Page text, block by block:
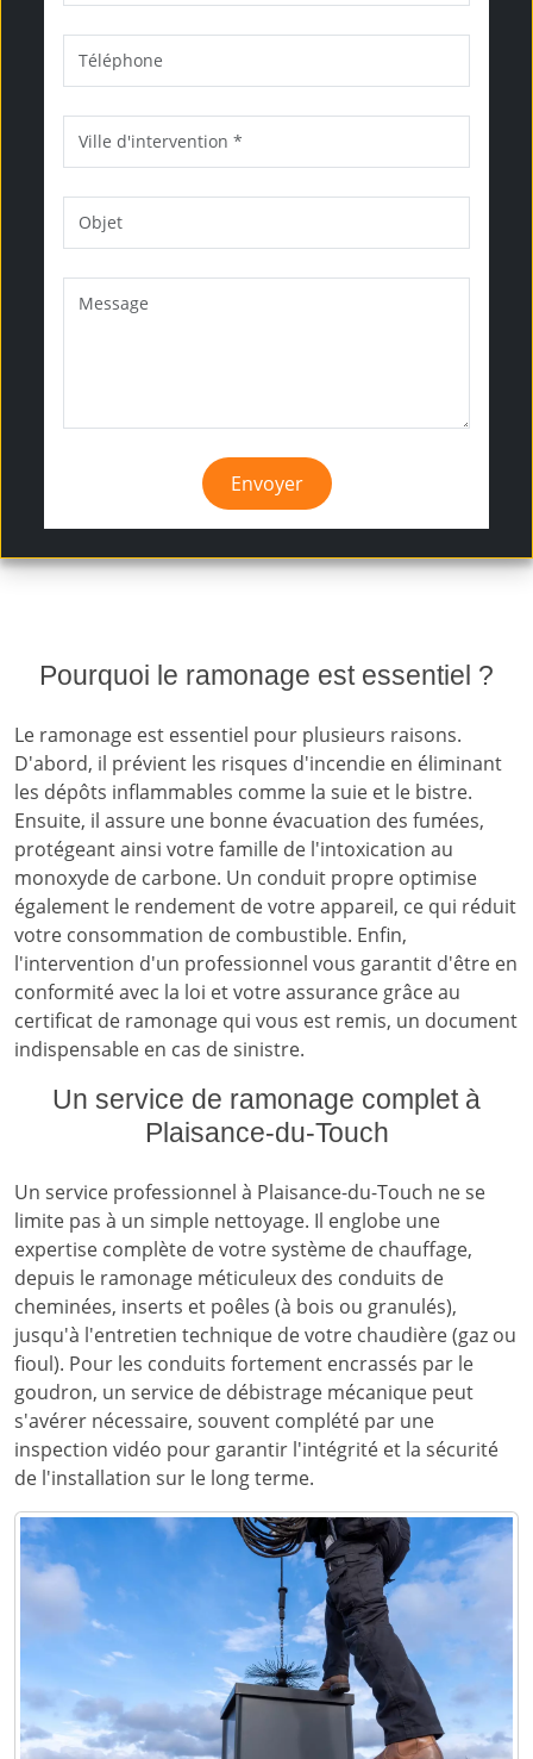
Envoyer
Pourquoi le ramonage est essentiel ?
Le ramonage est essentiel pour plusieurs raisons.
D'abord, il prévient les risques d'incendie en éliminant
les dépôts inflammables comme la suie et le bistre.
Ensuite, il assure une bonne évacuation des fumées,
protégeant ainsi votre famille de l'intoxication au
monoxyde de carbone. Un conduit propre optimise
également le rendement de votre appareil, ce qui réduit
votre consommation de combustible. Enfin,
l'intervention d'un professionnel vous garantit d'être en
conformité avec la loi et votre assurance grâce au
certificat de ramonage qui vous est remis, un document
indispensable en cas de sinistre.
Un service de ramonage complet à
Plaisance-du-Touch
Un service professionnel à Plaisance-du-Touch ne se
limite pas à un simple nettoyage. Il englobe une
expertise complète de votre système de chauffage,
depuis le ramonage méticuleux des conduits de
cheminées, inserts et poêles (à bois ou granulés),
jusqu'à l'entretien technique de votre chaudière (gaz ou
fioul). Pour les conduits fortement encrassés par le
goudron, un service de débistrage mécanique peut
s'avérer nécessaire, souvent complété par une
inspection vidéo pour garantir l'intégrité et la sécurité
de l'installation sur le long terme.